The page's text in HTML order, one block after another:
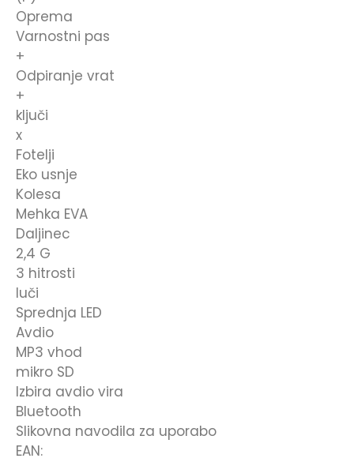
Oprema
Varnostni pas
+
Odpiranje vrat
+
ključi
x
Fotelji
Eko usnje
Kolesa
Mehka EVA
Daljinec
2,4 G
3 hitrosti
luči
Sprednja LED
Avdio
MP3 vhod
mikro SD
Izbira avdio vira
Bluetooth
Slikovna navodila za uporabo
EAN: